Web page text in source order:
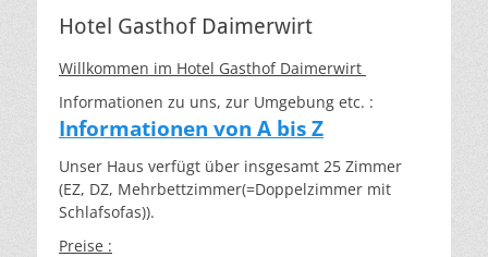
Hotel Gasthof Daimerwirt
Willkommen im Hotel Gasthof Daimerwirt
Informationen zu uns, zur Umgebung etc. :
Informationen von A bis Z
Unser Haus verfügt über insgesamt 25 Zimmer
(EZ, DZ, Mehrbettzimmer(=Doppelzimmer mit
Schlafsofas)).
Preise :